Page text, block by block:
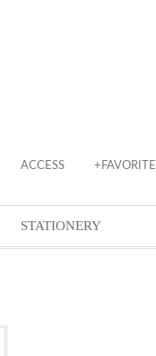
ACCESS +FAVORITE
STATIONERY